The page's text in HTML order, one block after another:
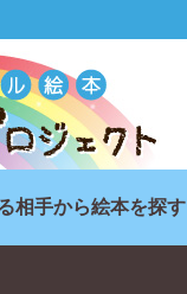
相手から絵本を探す